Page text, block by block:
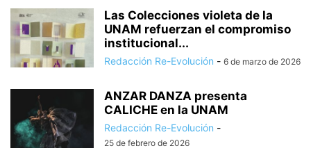
Las Colecciones violeta de la
UNAM refuerzan el compromiso
institucional...
Redacción Re-Evolución - 6 de marzo de 2026
ANZAR DANZA presenta
CALICHE en la UNAM
Redacción Re-Evolución -
25 de febrero de 2026